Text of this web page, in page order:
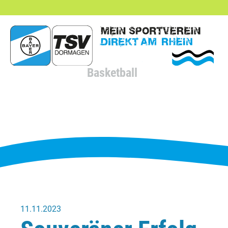
Basketball
11.11.2023